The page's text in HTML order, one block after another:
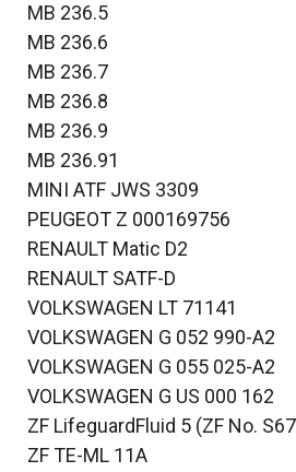
MB 236.5
MB 236.6
MB 236.7
MB 236.8
MB 236.9
MB 236.91
MINI ATF JWS 3309
PEUGEOT Z 000169756
RENAULT Matic D2
RENAULT SATF-D
VOLKSWAGEN LT 71141
VOLKSWAGEN G 052 990-A2
VOLKSWAGEN G 055 025-A2
VOLKSWAGEN G US 000 162
ZF LifeguardFluid 5 (ZF No.
ZF TE-ML 11A